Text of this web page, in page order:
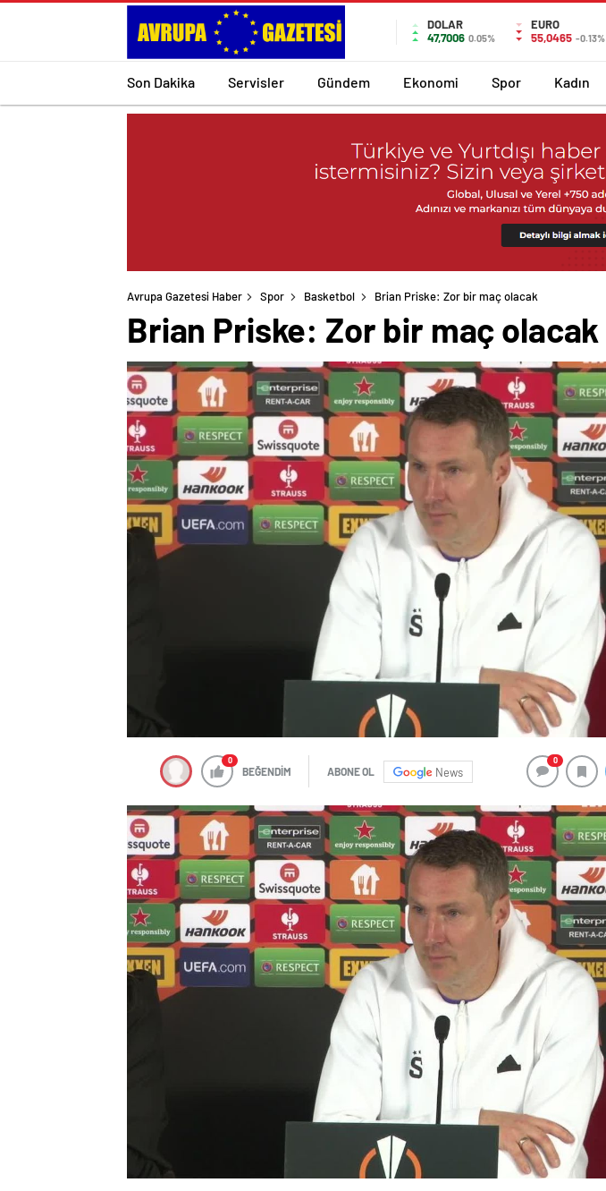
DOLAR
47,7006 0.05%
EURO
55,0465 -0.13%
Son Dakika Servisler Gündem Ekonomi Spor Kadın
Avrupa Gazetesi Haber Spor Basketbol Brian Priske: Zor bir maç olacak
Brian Priske: Zor bir maç olacak
0
BEĞENDİM ABONE OL News
0